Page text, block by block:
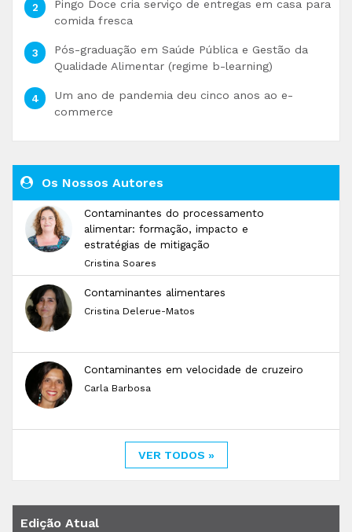
Pingo Doce cria serviço de entregas em casa para
comida fresca
Pós-graduação em Saúde Pública e Gestão da
Qualidade Alimentar (regime b-learning)
Um ano de pandemia deu cinco anos ao e-
commerce
Os Nossos Autores
Contaminantes do processamento
alimentar: formação, impacto e
estratégias de mitigação
Cristina Soares
Contaminantes alimentares
Cristina Delerue-Matos
Contaminantes em velocidade de cruzeiro
Carla Barbosa
VER TODOS »
Edição Atual